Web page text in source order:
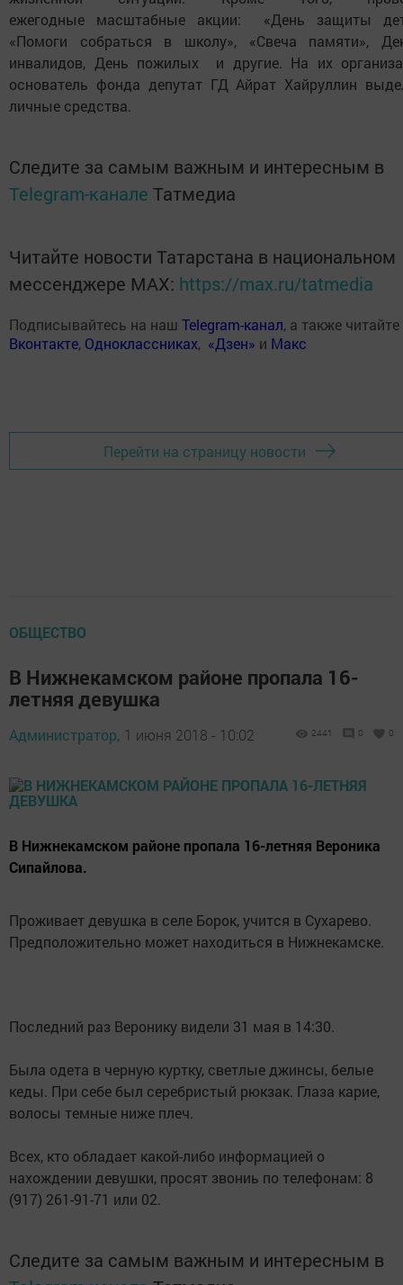
ежегодные масштабные акции: «День защиты
«Помоги собраться в школу», «Свеча памяти»,
инвалидов, День пожилых и другие. На их
основатель фонда депутат ГД Айрат Хайруллин
личные средства.
Следите за самым важным и интересным в
Telegram-канале Татмедиа
Читайте новости Татарстана в национальном
мессенджере MАХ: https://max.ru/tatmedia
Подписывайтесь на наш Telegram-канал, а также
Вконтакте, Одноклассниках, «Дзен» и Макс
Перейти на страницу новости
ОБЩЕСТВО
В Нижнекамском районе пропала 16-
летняя девушка
Администратор, 1 июня 2018 - 10:02 2441 0 0
В Нижнекамском районе пропала 16-летняя Вероника
Сипайлова.
Проживает девушка в селе Борок, учится в Сухарево.
Предположительно может находиться в Нижнекамске.
Последний раз Веронику видели 31 мая в 14:30.
Была одета в черную куртку, светлые джинсы, белые
кеды. При себе был серебристый рюкзак. Глаза карие,
волосы темные ниже плеч.
Всех, кто обладает какой-либо информацией о
нахождении девушки, просят звониь по телефонам: 8
(917) 261-91-71 или 02.
Следите за самым важным и интересным в